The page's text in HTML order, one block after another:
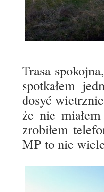
Trasa
spotkałem
dosyć
że nie
zrobiłem
MP to nie